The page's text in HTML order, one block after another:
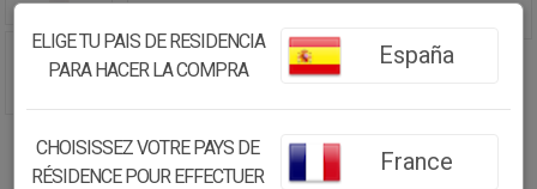
ELIGE TU PAIS DE RESIDENCIA
PARA HACER LA COMPRA
España
CHOISISSEZ VOTRE PAYS DE
RÉSIDENCE POUR EFFECTUER
France